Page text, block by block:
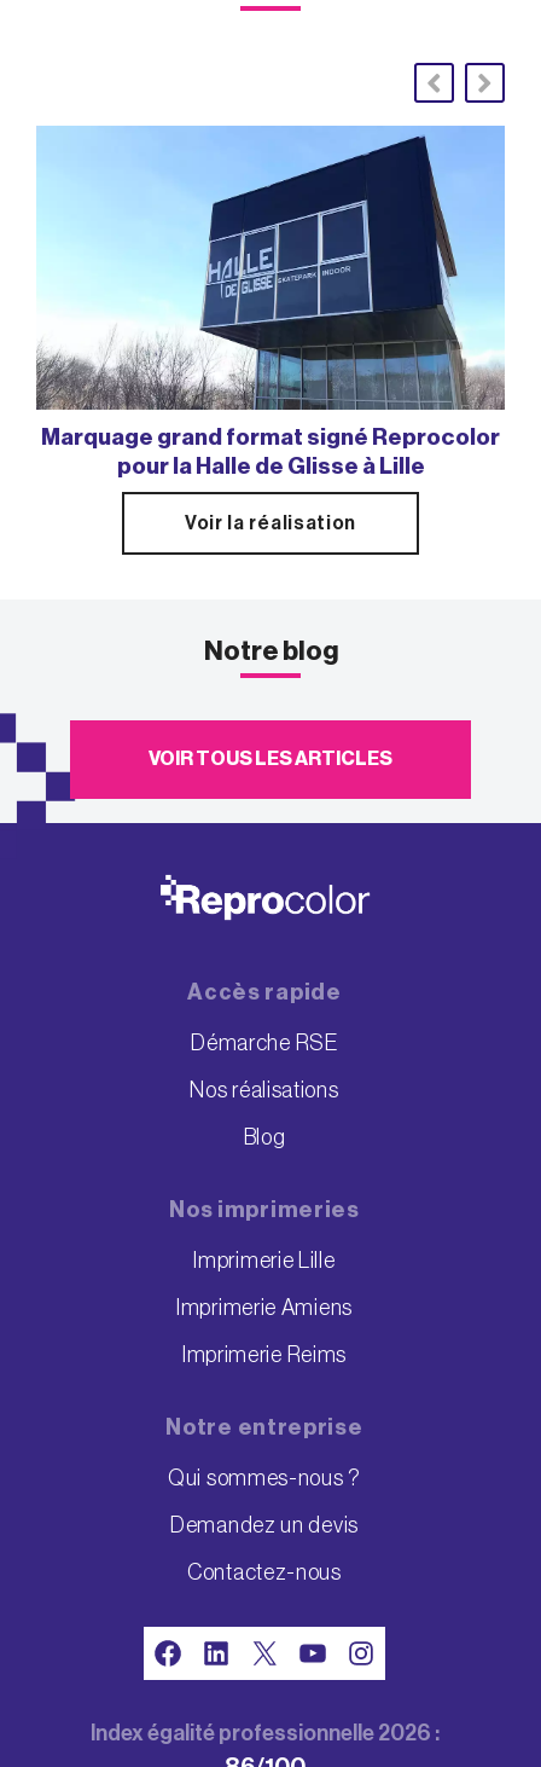
Marquage grand format signé Reprocolor
pour la Halle de Glisse à Lille
Voir la réalisation
Notre blog
VOIR TOUS LES ARTICLES
Accès rapide
Démarche RSE
Nos réalisations
Blog
Nos imprimeries
Imprimerie Lille
Imprimerie Amiens
Imprimerie Reims
Notre entreprise
Qui sommes-nous ?
Demandez un devis
Contactez-nous
FacebookLinkedIn YouTubeInstagram
Index égalité professionnelle 2026 :